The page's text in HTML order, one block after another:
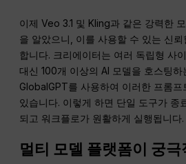
이제 Veo 3.1 및 Kling과 같은 강력한
을 알았으니, 이를 사용할 수 있는 신
합니다. 크리에이터는 여러 독립형 사
대신 100개 이상의 AI 모델을 호스팅하
GlobalGPT를 사용하여 이러한 프롬
있습니다. 이렇게 하면 단일 도구가 종
되고 워크플로가 원활하게 실행됩니다.
멀티 모델 플랫폼이 궁극